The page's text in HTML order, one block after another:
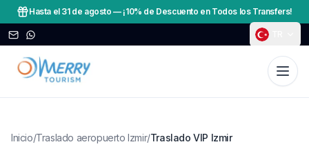
Hasta el 31 de agosto — ¡10% de Descuento en Todos los Transfers!
Inicio/Traslado aeropuerto Izmir/Traslado VIP Izmir